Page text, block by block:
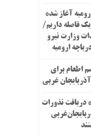
آغاز شده
فاصله داریم/
وزارت نیرو
ارومیه
اطعام برای
آذربایجان غربی
دریافت نذورات